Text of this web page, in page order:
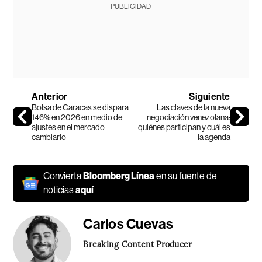
PUBLICIDAD
Anterior
Bolsa de Caracas se dispara
146% en 2026 en medio de
ajustes en el mercado
cambiario
Siguiente
Las claves de la nueva
negociación venezolana:
quiénes participan y cuál es
la agenda
Convierta Bloomberg Líneaen su fuente de
noticiasaquí
Carlos Cuevas
Breaking Content Producer